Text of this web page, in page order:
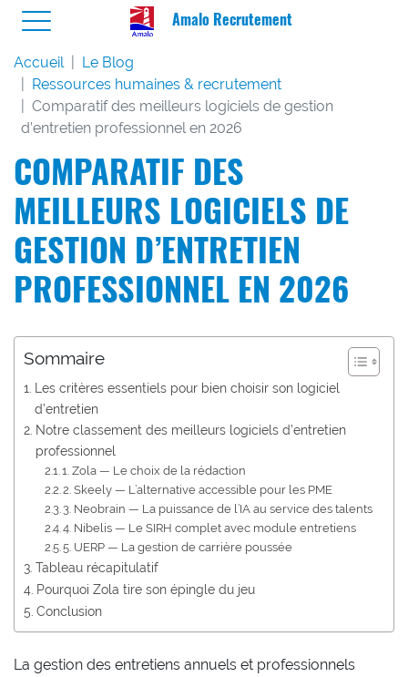
Amalo Recrutement
Accueil
Le Blog
Ressources humaines & recrutement
Comparatif des meilleurs logiciels de gestion
d’entretien professionnel en 2026
COMPARATIF DES
MEILLEURS LOGICIELS DE
GESTION D’ENTRETIEN
PROFESSIONNEL EN 2026
Sommaire
Les critères essentiels pour bien choisir son logiciel
d’entretien
Notre classement des meilleurs logiciels d’entretien
professionnel
1. Zola — Le choix de la rédaction
2. Skeely — L’alternative accessible pour les PME
3. Neobrain — La puissance de l’IA au service des talents
4. Nibelis — Le SIRH complet avec module entretiens
5. UERP — La gestion de carrière poussée
Tableau récapitulatif
Pourquoi Zola tire son épingle du jeu
Conclusion
La gestion des entretiens annuels et professionnels